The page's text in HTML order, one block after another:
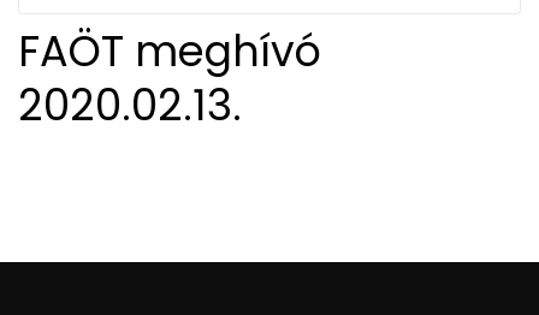
FAÖT meghívó
2020.02.13.